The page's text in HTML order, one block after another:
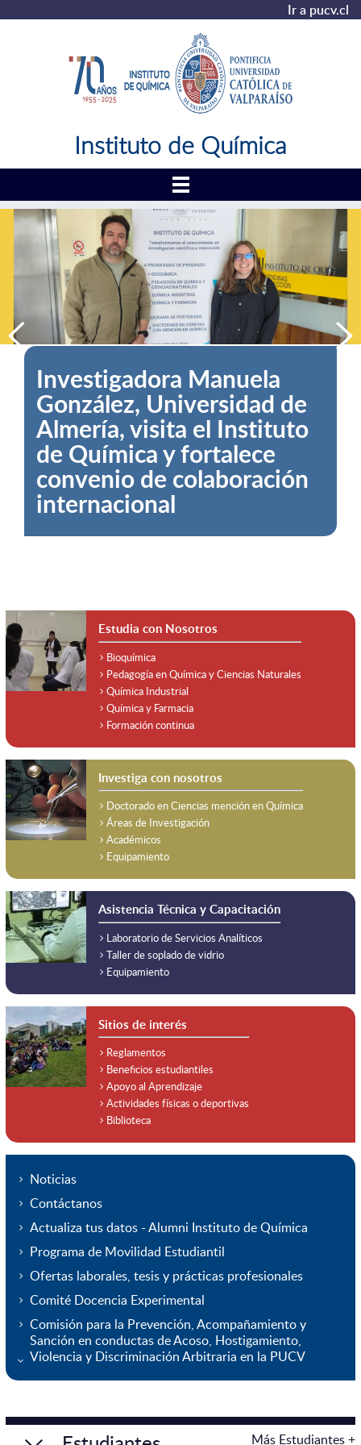
Ir a pucv.cl
Instituto de Química
Investigadora Manuela
González, Universidad de
Almería, visita el Instituto
de Química y fortalece
convenio de colaboración
internacional
Crónica: Jornada de
autoevaluación
participativa del
Doctorado en Ciencias con
mención en Química
Estudia con Nosotros
Bioquímica
Pedagogía en Química y Ciencias Naturales
Química Industrial
Química y Farmacia
Formación continua
Investiga con nosotros
Doctorado en Ciencias mención en Química
Áreas de Investigación
Académicos
Equipamiento
Asistencia Técnica y Capacitación
Laboratorio de Servicios Analíticos
Taller de soplado de vidrio
Equipamiento
Sitios de interés
Reglamentos
Beneficios estudiantiles
Apoyo al Aprendizaje
Actividades físicas o deportivas
Biblioteca
Noticias
Contáctanos
Actualiza tus datos - Alumni Instituto de Química
Programa de Movilidad Estudiantil
Ofertas laborales, tesis y prácticas profesionales
Comité Docencia Experimental
Comisión para la Prevención, Acompañamiento y
Sanción en conductas de Acoso, Hostigamiento,
Violencia y Discriminación Arbitraria en la PUCV
Más Estudiantes +